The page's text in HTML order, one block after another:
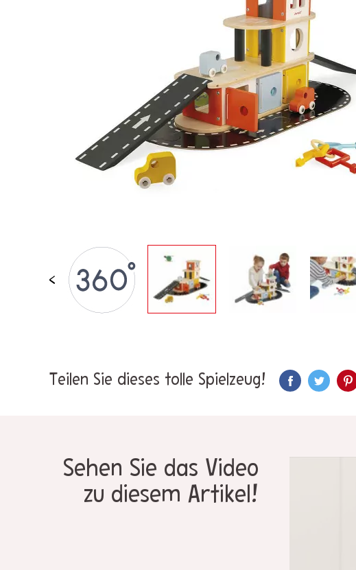
BABY &
KLEINKINDSPIELZEUG
ROLLENSPIEL
SPIELWELTEN
OUTDOOR
LOSE STÜCKE
Teilen Sie dieses tolle Spielzeug!
Sehen Sie das Video
zu diesem Artikel!